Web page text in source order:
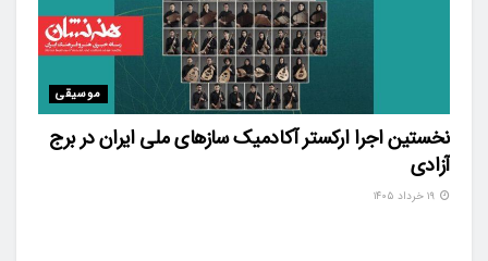
موسیقی
نخستین اجرا ارکستر آکادمیک سازهای ملی ایران در برج
آزادی